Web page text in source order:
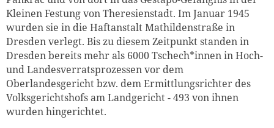
Kleinen Festung von Theresienstadt. Im Januar 1945
wurden sie in die Haftanstalt Mathildenstraße in
Dresden verlegt. Bis zu diesem Zeitpunkt standen in
Dresden bereits mehr als 6000 Tschech*innen in Hoch-
und Landesverratsprozessen vor dem
Oberlandesgericht bzw. dem Ermittlungsrichter des
Volksgerichtshofs am Landgericht - 493 von ihnen
wurden hingerichtet.